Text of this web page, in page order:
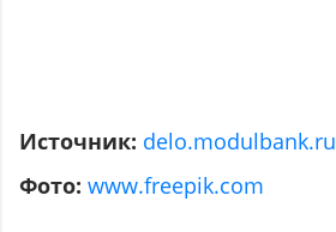
Источник: delo.modulbank.ru
Фото: www.freepik.com